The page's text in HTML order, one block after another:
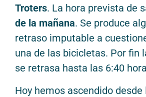
Troters. La hora prevista de
de la mañana. Se produce
retraso imputable a
una de las bicicletas. Por fin
se retrasa hasta las 6:40
Hoy hemos ascendido